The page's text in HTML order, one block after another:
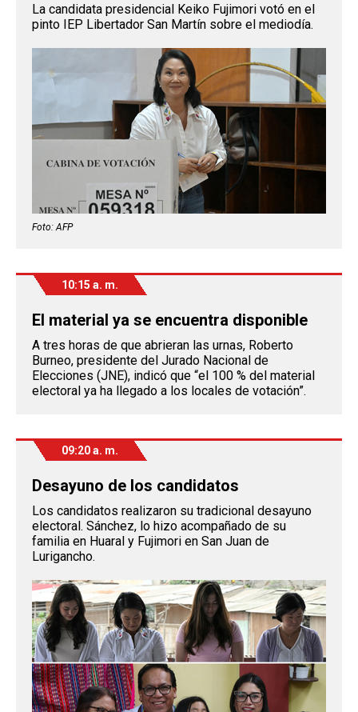
La candidata presidencial Keiko Fujimori votó en el
pinto IEP Libertador San Martín sobre el mediodía.
Foto: AFP
10:15 a. m.
El material ya se encuentra disponible
A tres horas de que abrieran las urnas, Roberto
Burneo, presidente del Jurado Nacional de
Elecciones (JNE), indicó que “el 100 % del material
electoral ya ha llegado a los locales de votación”.
09:20 a. m.
Desayuno de los candidatos
Los candidatos realizaron su tradicional desayuno
electoral. Sánchez, lo hizo acompañado de su
familia en Huaral y Fujimori en San Juan de
Lurigancho.